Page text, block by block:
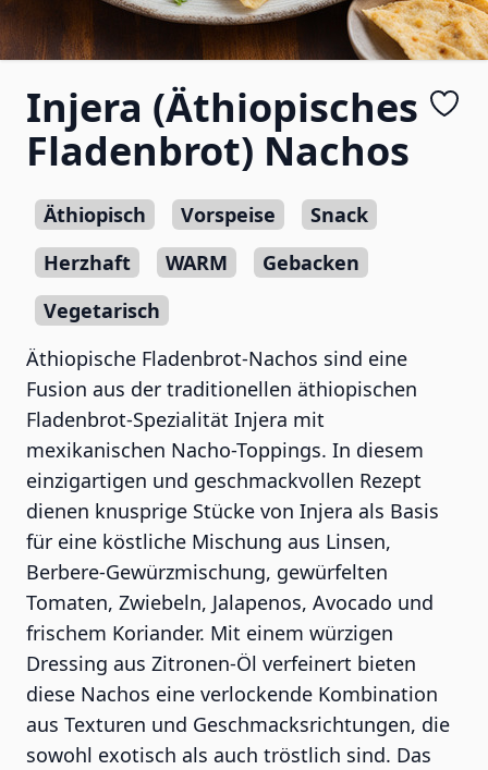
Injera (Äthiopisches
Fladenbrot) Nachos
Äthiopisch Vorspeise
Snack
Herzhaft
WARM
Gebacken
Vegetarisch
Äthiopische Fladenbrot-Nachos sind eine
Fusion aus der traditionellen äthiopischen
Fladenbrot-Spezialität Injera mit
mexikanischen Nacho-Toppings. In diesem
einzigartigen und geschmackvollen Rezept
dienen knusprige Stücke von Injera als Basis
für eine köstliche Mischung aus Linsen,
Berbere-Gewürzmischung, gewürfelten
Tomaten, Zwiebeln, Jalapenos, Avocado und
frischem Koriander. Mit einem würzigen
Dressing aus Zitronen-Öl verfeinert bieten
diese Nachos eine verlockende Kombination
aus Texturen und Geschmacksrichtungen, die
sowohl exotisch als auch tröstlich sind. Das